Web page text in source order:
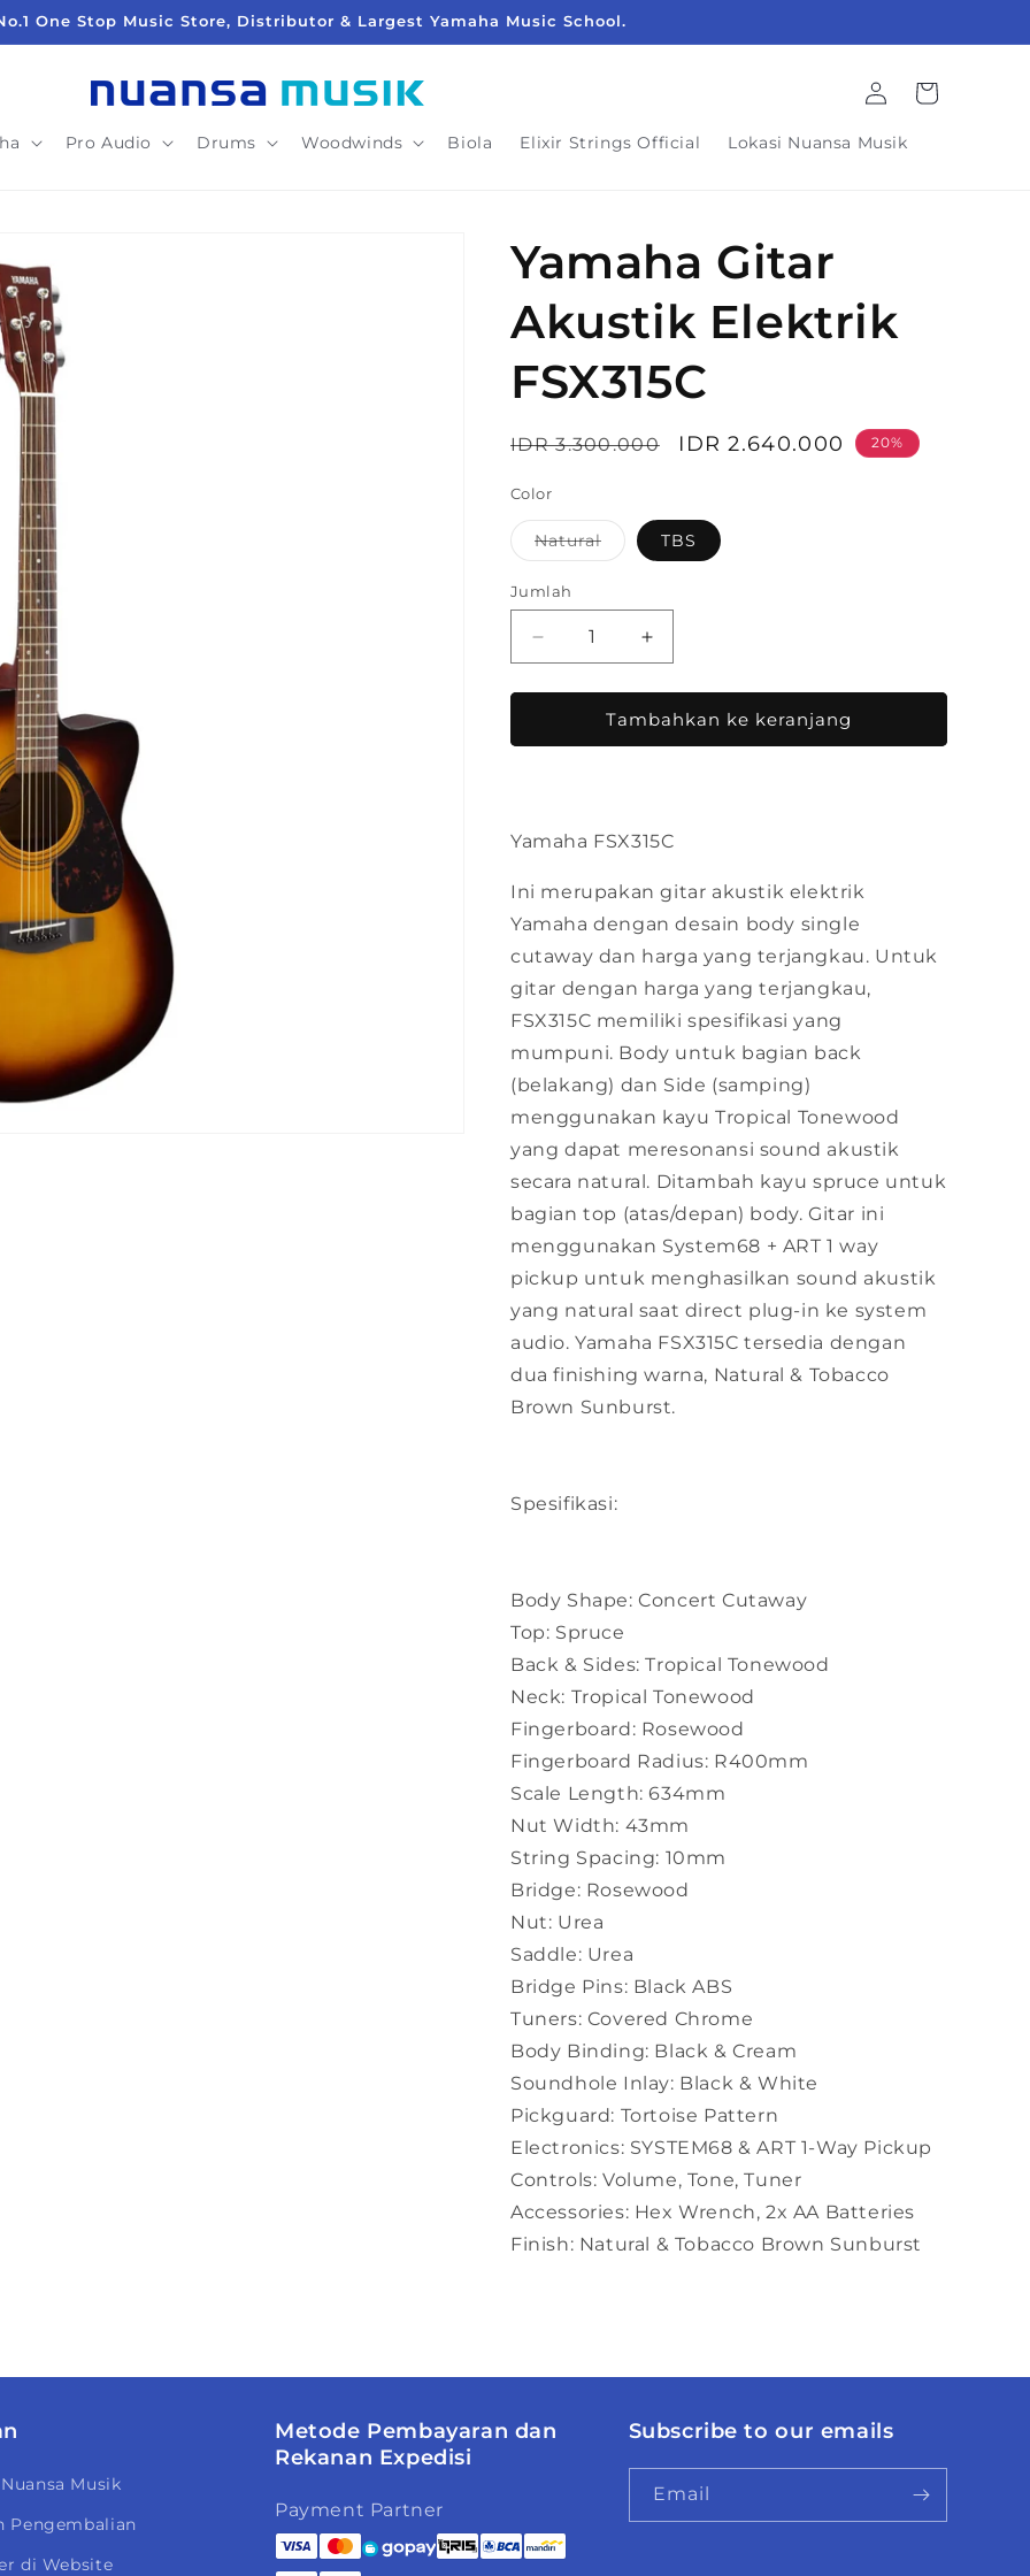
One Stop Music Store, Distributor & Largest Yamaha Music School.
Pro Audio Drums Woodwinds Biola Elixir Strings Official Lokasi Nuansa Musik
LoginKeranjang
Yamaha Gitar
Akustik Elektrik
FSX315C
Harga
IDR 3.300.000
Harga
IDR 2.640.000 20%
Color
Natural
Varian
habis
atau
tersedia
TBS
Jumlah
Kurangi
jumlah
untuk
Yamaha
Gitar
Tambah
jumlah
untuk
Yamaha
Gitar
Tambahkan ke keranjang
Yamaha FSX315C
Ini merupakan gitar akustik elektrik
Yamaha dengan desain body single
cutaway dan harga yang terjangkau. Untuk
gitar dengan harga yang terjangkau,
FSX315C memiliki spesifikasi yang
mumpuni. Body untuk bagian back
(belakang) dan Side (samping)
menggunakan kayu Tropical Tonewood
yang dapat meresonansi sound akustik
secara natural. Ditambah kayu spruce untuk
bagian top (atas/depan) body. Gitar ini
menggunakan System68 + ART 1 way
pickup untuk menghasilkan sound akustik
yang natural saat direct plug-in ke system
audio. Yamaha FSX315C tersedia dengan
dua finishing warna, Natural & Tobacco
Brown Sunburst.
Spesifikasi:
Body Shape: Concert Cutaway
Top: Spruce
Back & Sides: Tropical Tonewood
Neck: Tropical Tonewood
Fingerboard: Rosewood
Fingerboard Radius: R400mm
Scale Length: 634mm
Nut Width: 43mm
String Spacing: 10mm
Bridge: Rosewood
Nut: Urea
Saddle: Urea
Bridge Pins: Black ABS
Tuners: Covered Chrome
Body Binding: Black & Cream
Soundhole Inlay: Black & White
Pickguard: Tortoise Pattern
Electronics: SYSTEM68 & ART 1-Way Pickup
Controls: Volume, Tone, Tuner
Accessories: Hex Wrench, 2x AA Batteries
Finish: Natural & Tobacco Brown Sunburst
Musik
Pengembalian
di Website
Metode Pembayaran dan
Rekanan Expedisi
Payment Partner
Subscribe to our emails
Email